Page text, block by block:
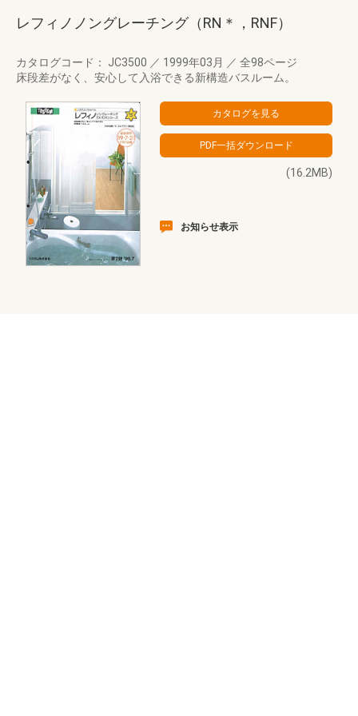
レフィノノングレーチング（RN＊，RNF）
カタログコード： JC3500 ／ 1999年03月 ／ 全98ページ
床段差がなく、安心して入浴できる新構造バスルーム。
(16.2MB)
お知らせ表示